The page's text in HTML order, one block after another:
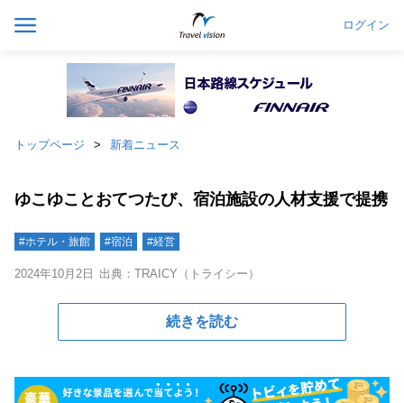
ログイン
トップページ 新着ニュース
ゆこゆことおてつたび、宿泊施設の人材支援で提携
#ホテル・旅館 #宿泊 #経営
2024年10月2日 出典：TRAICY（トライシー）
続きを読む